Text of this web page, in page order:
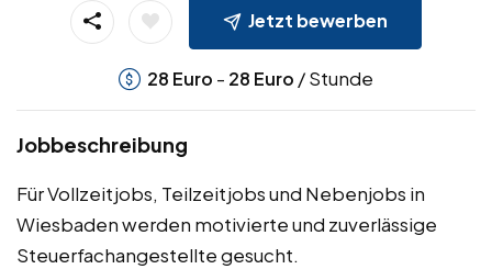
Jetzt bewerben
28 Euro - 28 Euro / Stunde
Jobbeschreibung
Für Vollzeitjobs, Teilzeitjobs und Nebenjobs in
Wiesbaden werden motivierte und zuverlässige
Steuerfachangestellte gesucht.